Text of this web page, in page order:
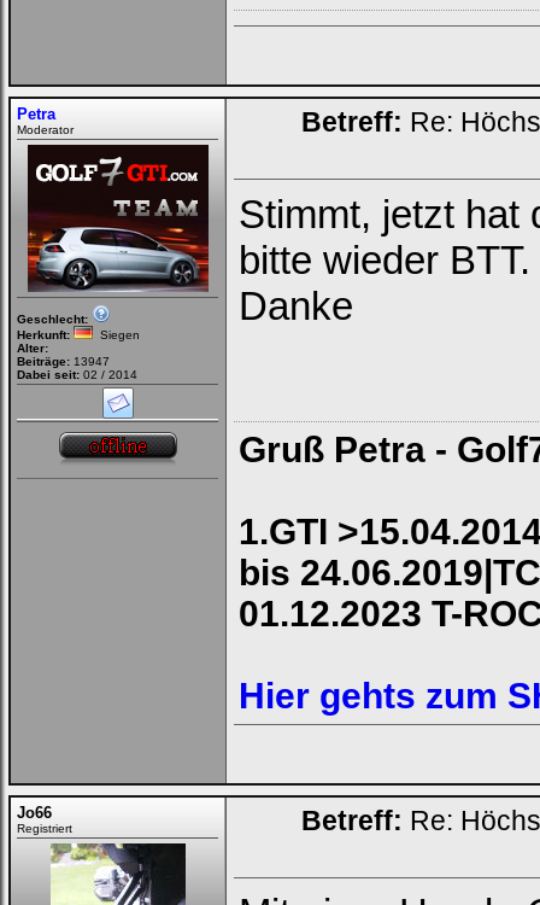
Petra
Moderator
Geschlecht:
Herkunft:
Siegen
Alter:
Beiträge: 13947
Dabei seit: 02 / 2014
Betreff: Re:
Stimmt, jetzt hat
bitte wieder BTT.
Danke
Gruß Petra -
1.GTI
bis
01.12.2023 T-
Hier gehts zum
Jo66
Registriert Betreff: Re: